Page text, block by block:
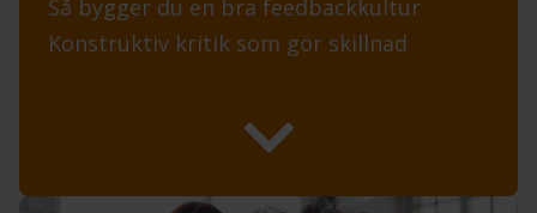
Så bygger du en bra feedbackkultur
Konstruktiv kritik som gör skillnad